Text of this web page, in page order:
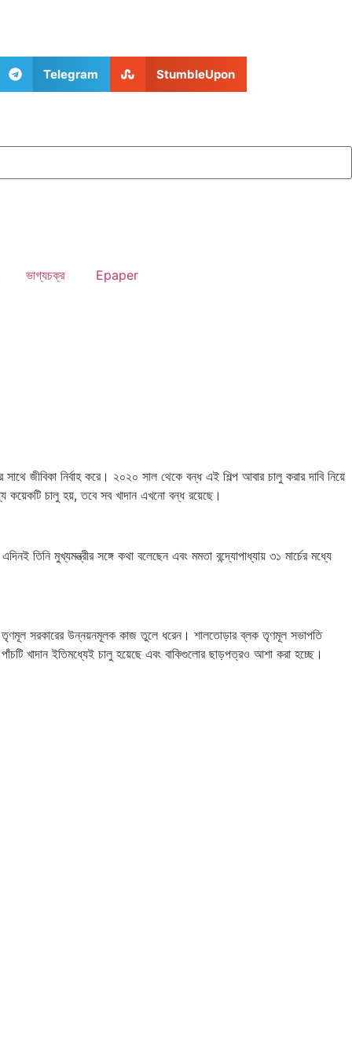
Telegram StumbleUpon
ভাগ্যচক্র Epaper
জীবিকা নির্বাহ করে। ২০২০ সাল থেকে বন্ধ এই শিল্প আবার চালু করার দাবি নিয়ে
কয়েকটি চালু হয়, তবে সব খাদান এখনো বন্ধ রয়েছে।
মুখ্যমন্ত্রীর সঙ্গে কথা বলেছেন এবং মমতা বন্দ্যোপাধ্যায় ৩১ মার্চের মধ্যে
তৃণমূল সরকারের উন্নয়নমূলক কাজ তুলে ধরেন। শালতোড়ার ব্লক তৃণমূল সভাপতি
খাদান ইতিমধ্যেই চালু হয়েছে এবং বাকিগুলোর ছাড়পত্রও আশা করা হচ্ছে।